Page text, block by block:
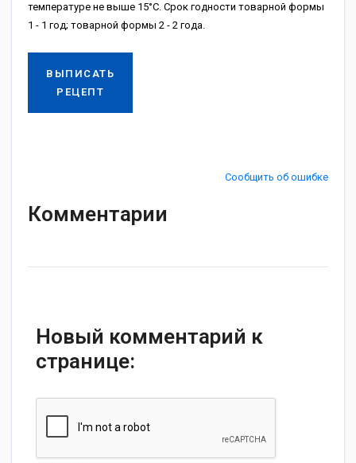
температуре не выше 15°С. Срок годности товарной формы
1 - 1 год; товарной формы 2 - 2 года.
ВЫПИСАТЬ
РЕЦЕПТ
Сообщить об ошибке
Комментарии
Новый комментарий к
странице: